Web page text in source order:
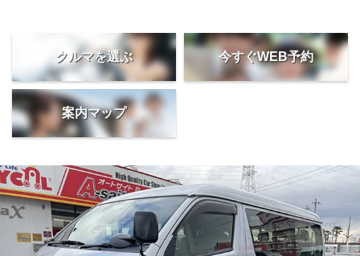
クルマを選ぶ 今すぐWEB予約
案内マップ